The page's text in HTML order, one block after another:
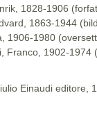
1828-1906
1863-1944
1906-1980
Franco, 1902-1974
Einaudi editore,